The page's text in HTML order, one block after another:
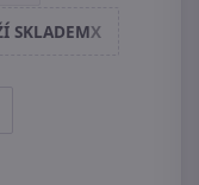
SKLADEMX